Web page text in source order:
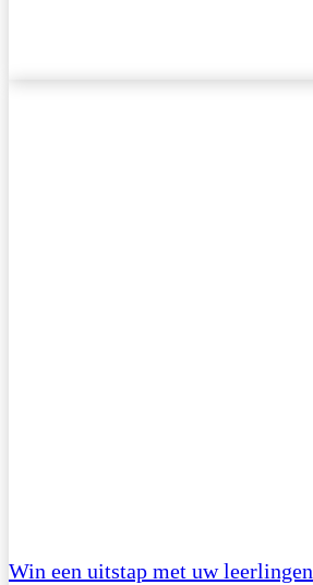
Win een uitstap met uw leerlingen